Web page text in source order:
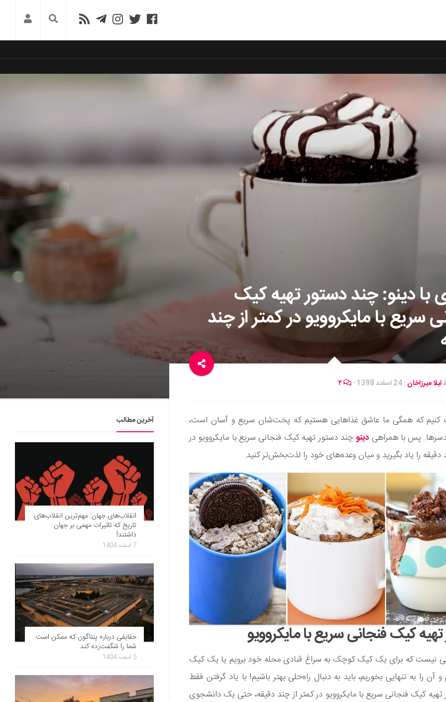
با دینو: چند دستور تهیه کیک
سریع با مایکروویو در کمتر از چند
لیلا میرزاخان ·24 اسفند 1398 ·
کنیم که همگی ما عاشق غذاهایی هستیم که پخت‌شان سریع و آسان است،
پس با همراهی دینوچند دستور تهیه کیک فنجانی سریع با مایکروویو در
دقیقه را یاد بگیرید و میان وعده‌های خود را لذت‌بخش‌تر کنید.
کیک فنجانی سریع با مایکروویو
نیست که برای یک کیک کوچک به سراغ قنادی محله خود برویم یا یک کیک
و آن را به تنهایی بخوریم، باید به دنبال راه‌حلی بهتر باشیم! با یاد گرفتن فقط
کیک فنجانی سریع با مایکروویو در کمتر از چند دقیقه، حتی یک دانشجوی
آخرین مطالب
انقلاب‌های جهان: مهم‌ترین انقلاب‌های
تاریخ که تاثیرات مهمی بر جهان
داشتند!
7 اسفند 1404
حقایقی درباره پنتاگون که ممکن است
شما را شگفت‌زده کند
5 اسفند 1404